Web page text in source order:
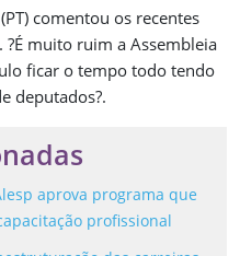
comentou os recentes
?É muito ruim a Assembleia
ficar o tempo todo tendo
deputados?.
aprova programa que
profissional